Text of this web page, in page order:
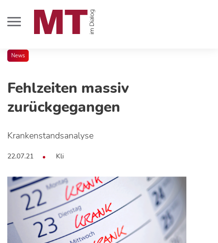
News
Fehlzeiten massiv
zurückgegangen
Krankenstandsanalyse
22.07.21 Kli